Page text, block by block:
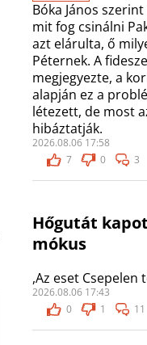
Bóka János
mit fog csinálni
azt elárulta, ő
Péternek. A
megjegyezte, a
alapján ez a
létezett, de most
hibáztatják.
2026.08.06 17:58
7
0 3
Hőgutát
mókus
,Az eset Csepelen
2026.08.06 17:43
0
1 11